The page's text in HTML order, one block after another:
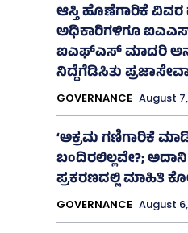
ಆಸ್ತಿ ಹೊಣೆಗಾರಿಕೆ
ಅಧಿಕಾರಿಗಳಿಗೂ
ಐಎಫ್‌ಎಸ್‌ ಮಾದರಿ
ನಿದ್ದೆಗೆಡಿಸಿತು
GOVERNANCE August
‘ಅಕ್ರಮ ಗಣಿಗಾರಿಕೆ
ಬಂದಿರಲಿಲ್ಲವೇ?;
ಪ್ರಕರಣದಲ್ಲಿ ಮಾಹಿತಿ
GOVERNANCE August